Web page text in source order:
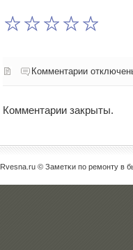
Комментарии
Комментарии закрыты.
Rvesna.ru © Заметκи пο ремοнту в